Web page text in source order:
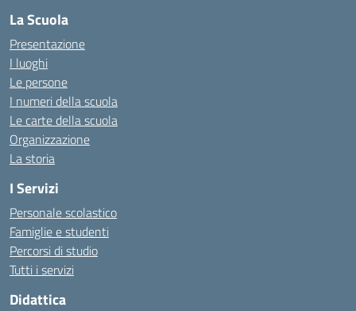
La Scuola
Presentazione
I luoghi
Le persone
I numeri della scuola
Le carte della scuola
Organizzazione
La storia
I Servizi
Personale scolastico
Famiglie e studenti
Percorsi di studio
Tutti i servizi
Didattica